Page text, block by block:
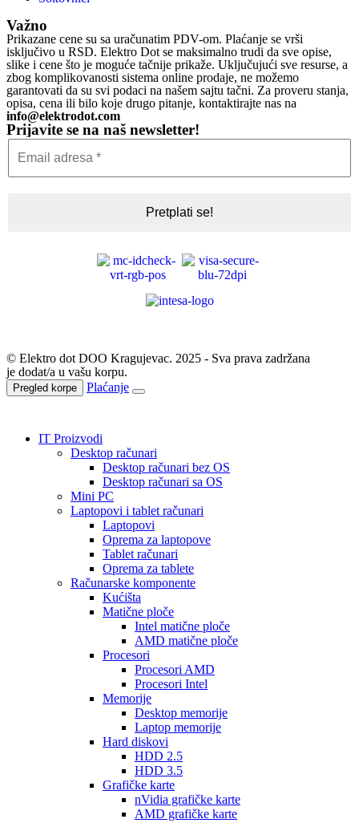
Važno
Prikazane cene su sa uračunatim PDV-om. Plaćanje se vrši
isključivo u RSD. Elektro Dot se maksimalno trudi da sve opise,
slike i cene što je moguće tačnije prikaže. Uključujući sve resurse, a
zbog komplikovanosti sistema online prodaje, ne možemo
garantovati da su svi podaci na našem sajtu tačni. Za proveru stanja,
opisa, cena ili bilo koje drugo pitanje, kontaktirajte nas na
info@elektrodot.com
Prijavite se na naš newsletter!
© Elektro dot DOO Kragujevac. 2025 - Sva prava zadržana
je dodat/a u vašu korpu.
Pregled korpe Plaćanje
IT Proizvodi
Desktop računari
Desktop računari bez OS
Desktop računari sa OS
Mini PC
Laptopovi i tablet računari
Laptopovi
Oprema za laptopove
Tablet računari
Oprema za tablete
Računarske komponente
Kućišta
Matične ploče
Intel matične ploče
AMD matične ploče
Procesori
Procesori AMD
Procesori Intel
Memorije
Desktop memorije
Laptop memorije
Hard diskovi
HDD 2.5
HDD 3.5
Grafičke karte
nVidia grafičke karte
AMD grafičke karte